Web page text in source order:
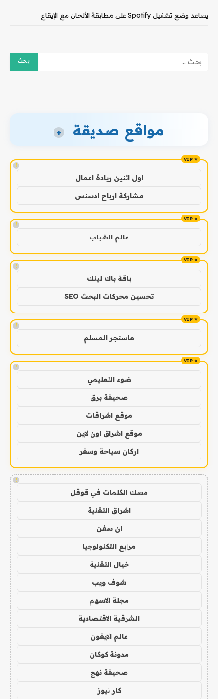
يساعد وضع تشغيل Spotify على مطابقة الألحان مع الإيقاع
مواقع صديقة +
!
اول اثنين ريادة اعمال
مشاركة ارباح ادسنس
!
عالم الشباب
!
باقة باك لينك
تحسين محركات البحث SEO
!
ماسنجر المسلم
!
ضوء التعليمي
صحيفة برق
موقع اشراقات
موقع اشراق اون لاين
اركان سياحة وسفر
!
مسك الكلمات في قوقل
اشراق التقنية
ان سفن
مرابع التكنولوجيا
خيال التقنية
شوف ويب
مجلة الاسهم
الشرقية الاقتصادية
عالم الايفون
مدونة كوكان
صحيفة نهج
كار نيوز